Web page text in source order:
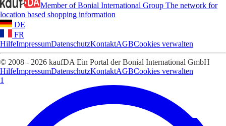
Member of Bonial International Group The network for
location based shopping information
DE
FR
HilfeImpressumDatenschutzKontaktAGBCookies verwalten
© 2008 - 2026 kaufDA Ein Portal der Bonial International GmbH
HilfeImpressumDatenschutzKontaktAGBCookies verwalten
1